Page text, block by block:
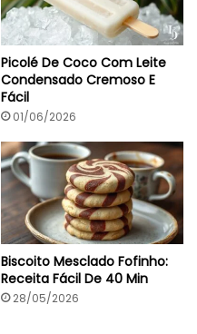
Picolé De Coco Com Leite
Condensado Cremoso E
Fácil
01/06/2026
Biscoito Mesclado Fofinho:
Receita Fácil De 40 Min
28/05/2026